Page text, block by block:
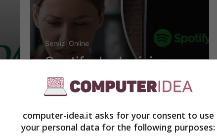
Servizi Online
Spotify, la decisione
che fa infuriare gli
obbligatorio
computer-idea.it asks for your consent to use
your personal data for the following purposes: